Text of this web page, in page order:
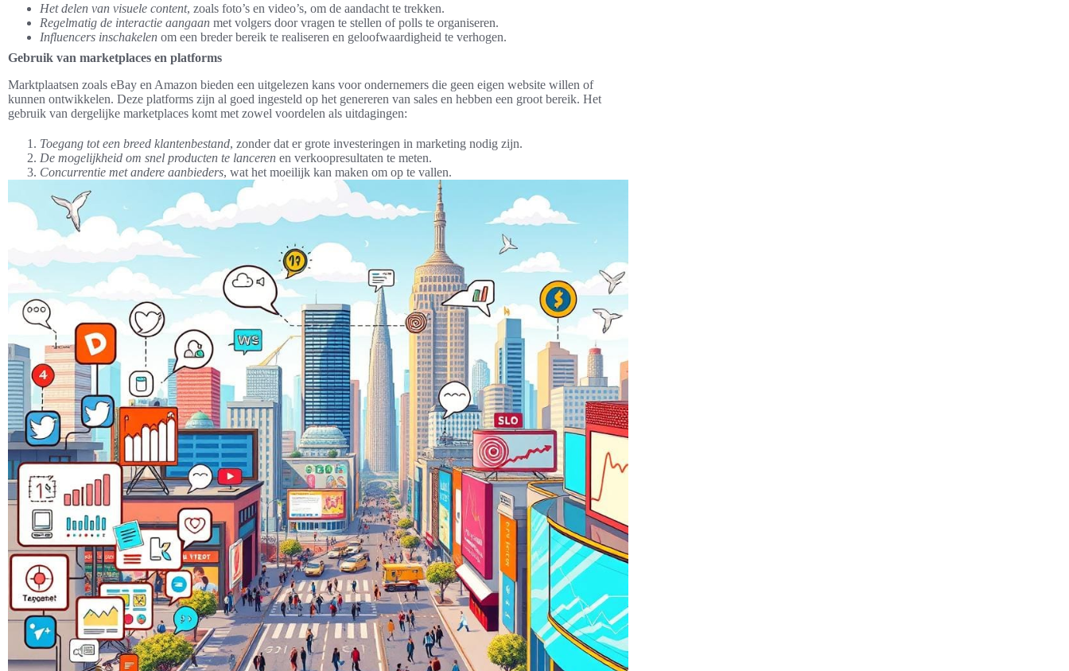
Het delen van visuele content, zoals foto’s en video’s, om de aandacht te trekken.
Regelmatig de interactie aangaan met volgers door vragen te stellen of polls te organiseren.
Influencers inschakelen om een breder bereik te realiseren en geloofwaardigheid te verhogen.
Gebruik van marketplaces en platforms
Marktplaatsen zoals eBay en Amazon bieden een uitgelezen kans voor ondernemers die geen eigen website willen of
kunnen ontwikkelen. Deze platforms zijn al goed ingesteld op het genereren van sales en hebben een groot bereik. Het
gebruik van dergelijke marketplaces komt met zowel voordelen als uitdagingen:
Toegang tot een breed klantenbestand, zonder dat er grote investeringen in marketing nodig zijn.
De mogelijkheid om snel producten te lanceren en verkoopresultaten te meten.
Concurrentie met andere aanbieders, wat het moeilijk kan maken om op te vallen.